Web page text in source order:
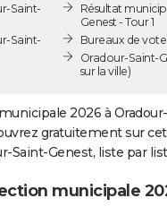
Saint-
Saint-
Résultat
Genest - Tour 1
Bureaux de
Oradour-Saint-
sur la ville)
2026 à
gratuitement sur
Saint-Genest, liste par
municipale